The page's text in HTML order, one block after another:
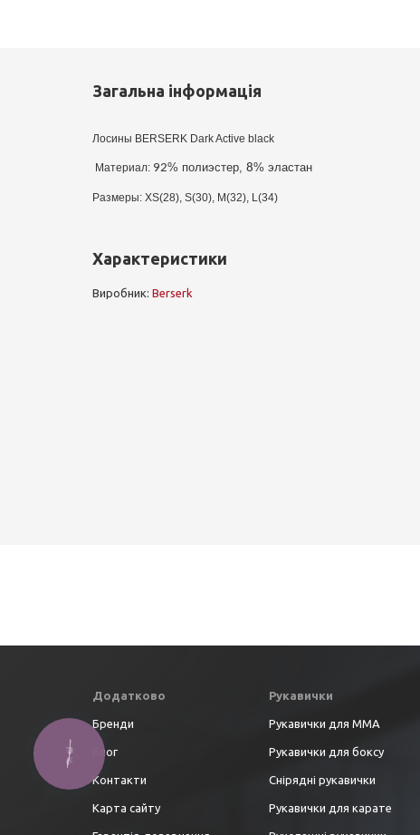
Загальна інформація
Лосины BERSERK Dark Active black
Материал: 92% полиэстер, 8% эластан
Размеры: XS(28), S(30), M(32), L(34)
Характеристики
Виробник: Berserk
Додатково
Бренди
Блог
Контакти
Карта сайту
Рукавички
Рукавички для ММА
Рукавички для боксу
Снірядні рукавички
Рукавички для карате